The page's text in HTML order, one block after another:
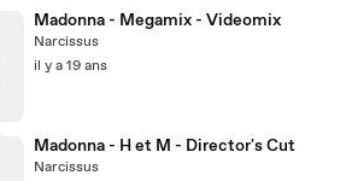
Madonna - Megamix - Videomix
Narcissus
il y a 19 ans
Madonna - H et M - Director's Cut
Narcissus